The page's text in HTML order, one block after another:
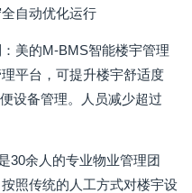
自动优化运行
美的M-BMS智能楼宇管理
平台，可提升楼宇舒适度
设备管理。人员减少超过
30余人的专业物业管理团
照传统的人工方式对楼宇设